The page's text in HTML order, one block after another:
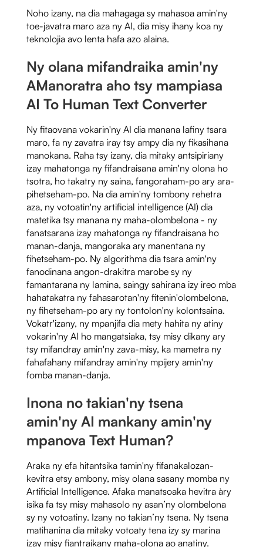
Noho izany, na dia mahagaga sy mahasoa amin'ny
toe-javatra maro aza ny AI, dia misy ihany koa ny
teknolojia avo lenta hafa azo alaina.
Ny olana mifandraika amin'ny
AManoratra aho tsy mampiasa
AI To Human Text Converter
Ny fitaovana vokarin'ny AI dia manana lafiny tsara
maro, fa ny zavatra iray tsy ampy dia ny fikasihana
manokana. Raha tsy izany, dia mitaky antsipiriany
izay mahatonga ny fifandraisana amin'ny olona ho
tsotra, ho takatry ny saina, fangoraham-po ary ara-
pihetseham-po. Na dia amin'ny tombony rehetra
aza, ny votoatin'ny artificial intelligence (AI) dia
matetika tsy manana ny maha-olombelona - ny
fanatsarana izay mahatonga ny fifandraisana ho
manan-danja, mangoraka ary manentana ny
fihetseham-po. Ny algorithma dia tsara amin'ny
fanodinana angon-drakitra marobe sy ny
famantarana ny lamina, saingy sahirana izy ireo mba
hahatakatra ny fahasarotan'ny fitenin'olombelona, ​​​​
ny fihetseham-po ary ny tontolon'ny kolontsaina.
Vokatr'izany, ny mpanjifa dia mety hahita ny atiny
vokarin'ny AI ho mangatsiaka, tsy misy dikany ary
tsy mifandray amin'ny zava-misy, ka mametra ny
fahafahany mifandray amin'ny mpijery amin'ny
fomba manan-danja.
Inona no takian'ny tsena
amin'ny AI mankany amin'ny
mpanova Text Human?
Araka ny efa hitantsika tamin'ny fifanakalozan-
kevitra etsy ambony, misy olana sasany momba ny
Artificial Intelligence. Afaka manatsoaka hevitra àry
isika fa tsy misy mahasolo ny asan’ny olombelona
sy ny votoatiny. Izany no takian’ny tsena. Ny tsena
matihanina dia mitaky votoaty tena izy sy marina
izay misy fiantraikany maha-olona ao anatiny.